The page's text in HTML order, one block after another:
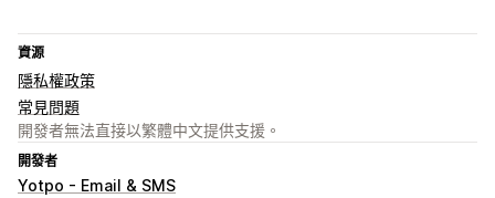
資源
隱私權政策
常見問題
開發者無法直接以繁體中文提供支援。
開發者
Yotpo - Email & SMS